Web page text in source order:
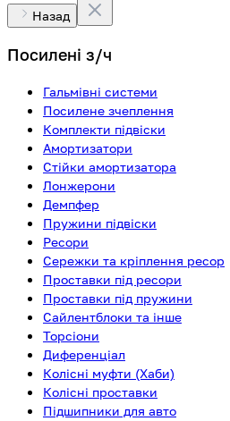
Назад
Посилені з/ч
Гальмівні системи
Посилене зчеплення
Комплекти підвіски
Амортизатори
Стійки амортизатора
Лонжерони
Демпфер
Пружини підвіски
Ресори
Сережки та кріплення ресор
Проставки під ресори
Проставки під пружини
Сайлентблоки та інше
Торсіони
Диференціал
Колісні муфти (Хаби)
Колісні проставки
Підшипники для авто